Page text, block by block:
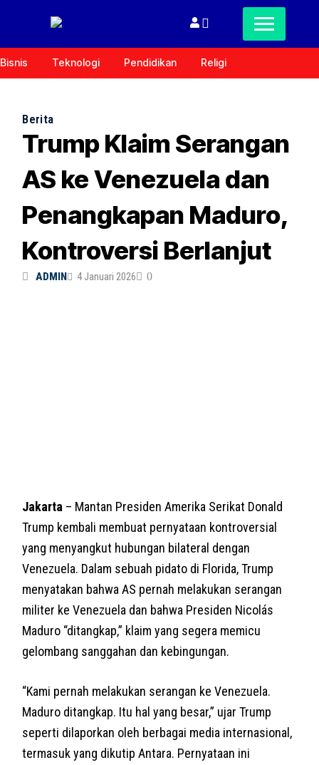
Bisnis Teknologi Pendidikan Religi
Berita
Trump Klaim Serangan
AS ke Venezuela dan
Penangkapan Maduro,
Kontroversi Berlanjut
ADMIN 4 Januari 2026 0
Jakarta – Mantan Presiden Amerika Serikat Donald
Trump kembali membuat pernyataan kontroversial
yang menyangkut hubungan bilateral dengan
Venezuela. Dalam sebuah pidato di Florida, Trump
menyatakan bahwa AS pernah melakukan serangan
militer ke Venezuela dan bahwa Presiden Nicolás
Maduro “ditangkap,” klaim yang segera memicu
gelombang sanggahan dan kebingungan.
“Kami pernah melakukan serangan ke Venezuela.
Maduro ditangkap. Itu hal yang besar,” ujar Trump
seperti dilaporkan oleh berbagai media internasional,
termasuk yang dikutip Antara. Pernyataan ini